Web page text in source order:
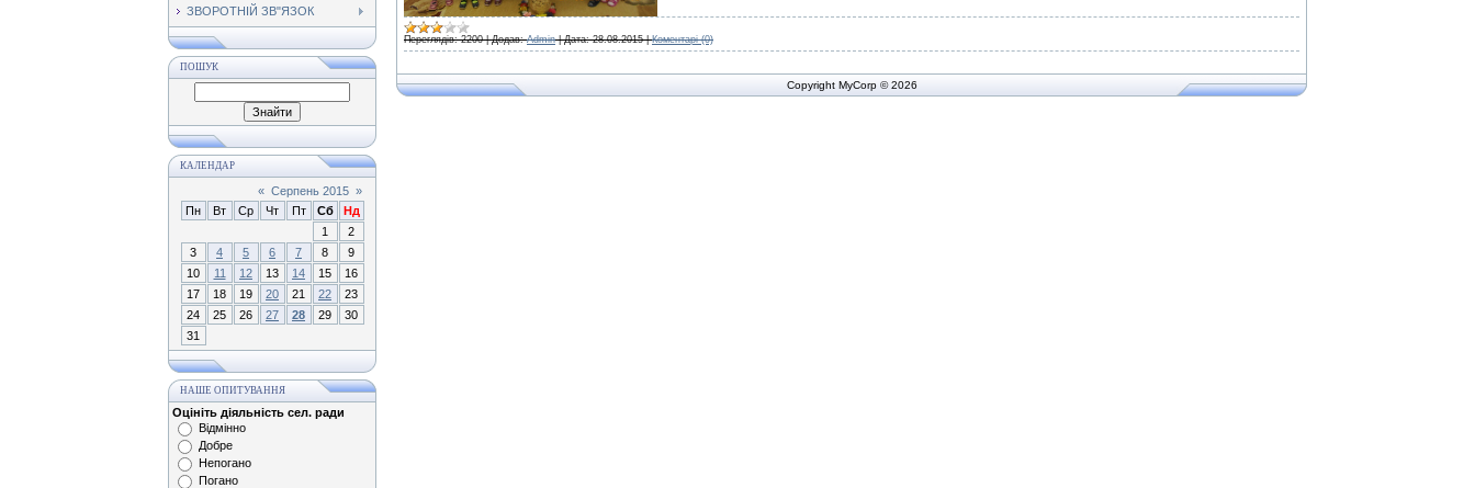
ЗВОРОТНІЙ ЗВ"ЯЗОК
ПОШУК
КАЛЕНДАР
« Серпень 2015 »
Пн
Вт Ср Чт Пт Сб
Нд
1
2
3
4 5 6 7 8
9
10
11 12 13 14 15
16
17
18 19 20 21 22
23
24
25 26 27 28 29
30
31
НАШЕ ОПИТУВАННЯ
Оцініть діяльність сел. ради
Відмінно
Добре
Непогано
Погано
Переглядів: 2200 |Додав: Admin |Дата: 28.08.2015 |Коментарі (0)
Copyright MyCorp © 2026